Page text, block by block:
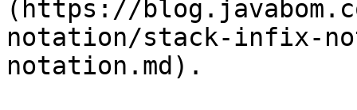
(https://
notation/stack-infix-
notation.md).